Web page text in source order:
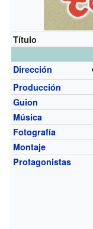
Título
Dirección
Producción
Guion
Música
Fotografía
Montaje
Protagonistas